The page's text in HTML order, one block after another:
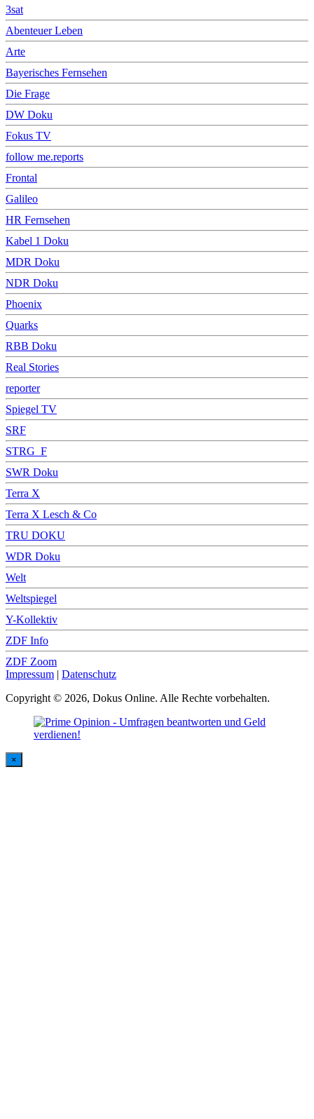
3sat
Abenteuer Leben
Arte
Bayerisches Fernsehen
Die Frage
DW Doku
Fokus TV
follow me.reports
Frontal
Galileo
HR Fernsehen
Kabel 1 Doku
MDR Doku
NDR Doku
Phoenix
Quarks
RBB Doku
Real Stories
reporter
Spiegel TV
SRF
STRG_F
SWR Doku
Terra X
Terra X Lesch & Co
TRU DOKU
WDR Doku
Welt
Weltspiegel
Y-Kollektiv
ZDF Info
ZDF Zoom
Impressum | Datenschutz
Copyright © 2026, Dokus Online. Alle Rechte vorbehalten.
×